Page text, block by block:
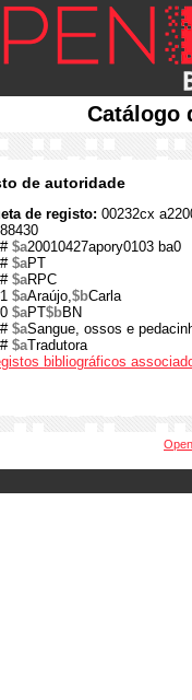
Catálogo
de autoridade
de registo: 00232cx
$a20010427apory0103 ba0
$aPT
$aRPC
$aAraújo,$bCarla
$aPT$bBN
$aSangue, ossos e
$aTradutora
bibliográficos